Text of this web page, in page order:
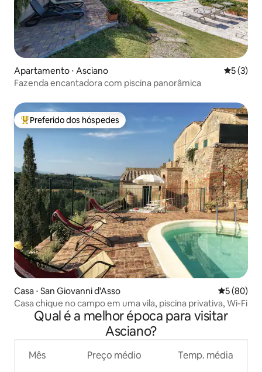
Apartamento ⋅ Asciano 5 de
5 (3)
Fazenda encantadora com piscina panorâmica
Entre os melhores preferidos dos hóspedes
Preferido dos hóspedes
Casa ⋅ San Giovanni d'Asso 5 de uma
5 (80)
Casa chique no campo em uma vila, piscina privativa, Wi-Fi
Qual é a melhor época para visitar
Asciano?
Mês Preço médio Temp. média